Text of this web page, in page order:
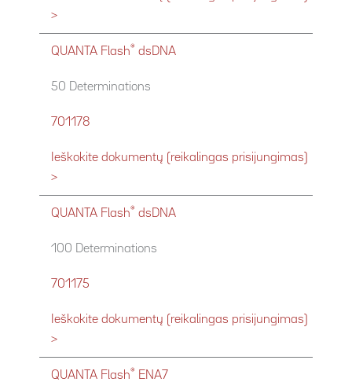
>
QUANTA Flash® dsDNA
50 Determinations
701178
Ieškokite dokumentų (reikalingas prisijungimas)
>
QUANTA Flash® dsDNA
100 Determinations
701175
Ieškokite dokumentų (reikalingas prisijungimas)
>
QUANTA Flash® ENA7